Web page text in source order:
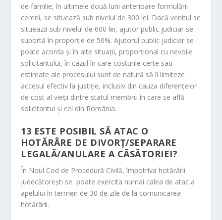
de familie, în ultimele două luni anterioare formulării
cererii, se situează sub nivelul de 300 lei. Dacă venitul se
situează sub nivelul de 600 lei, ajutor public judiciar se
suportă în proporţie de 50%. Ajutorul public judiciar se
poate acorda şi în alte situaţii, proporţional cu nevoile
solicitantului, în cazul în care costurile certe sau
estimate ale procesului sunt de natură să îi limiteze
accesul efectiv la justiţie, inclusiv din cauza diferenţelor
de cost al vieţii dintre statul membru în care se află
solicitantul şi cel din România.
13 ESTE POSIBIL SĂ ATAC O
HOTĂRÂRE DE DIVORŢ/SEPARARE
LEGALĂ/ANULARE A CĂSĂTORIEI?
În Noul Cod de Procedură Civilă, împotriva hotărârii
judecătoreşti se poate exercita numai calea de atac a
apelului în termen de 30 de zile de la comunicarea
hotărârii.